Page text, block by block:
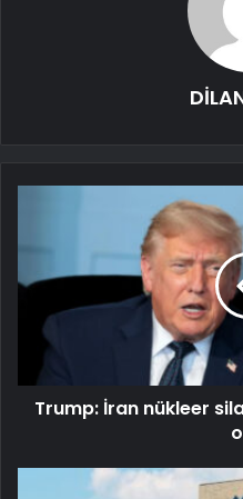
Trump: İran nükleer